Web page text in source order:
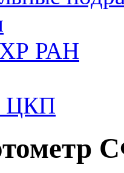
РАН
ЦКП